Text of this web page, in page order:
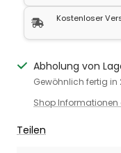
Kostenloser
Abholung von
Gewöhnlich fertig in
Shop Informationen
Teilen